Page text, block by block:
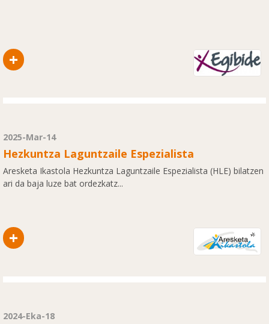
+
2025-Mar-14
Hezkuntza Laguntzaile Espezialista
Aresketa Ikastola Hezkuntza Laguntzaile Espezialista (HLE) bilatzen
ari da baja luze bat ordezkatz...
+
2024-Eka-18